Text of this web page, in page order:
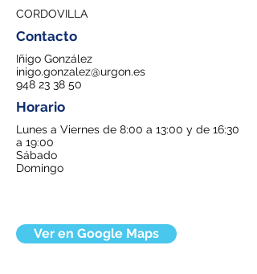
CORDOVILLA
Contacto
Iñigo González
inigo.gonzalez@urgon.es
948 23 38 50
Horario
Lunes a Viernes de 8:00 a 13:00 y de 16:30
a 19:00
Sábado
Domingo
Ver en Google Maps